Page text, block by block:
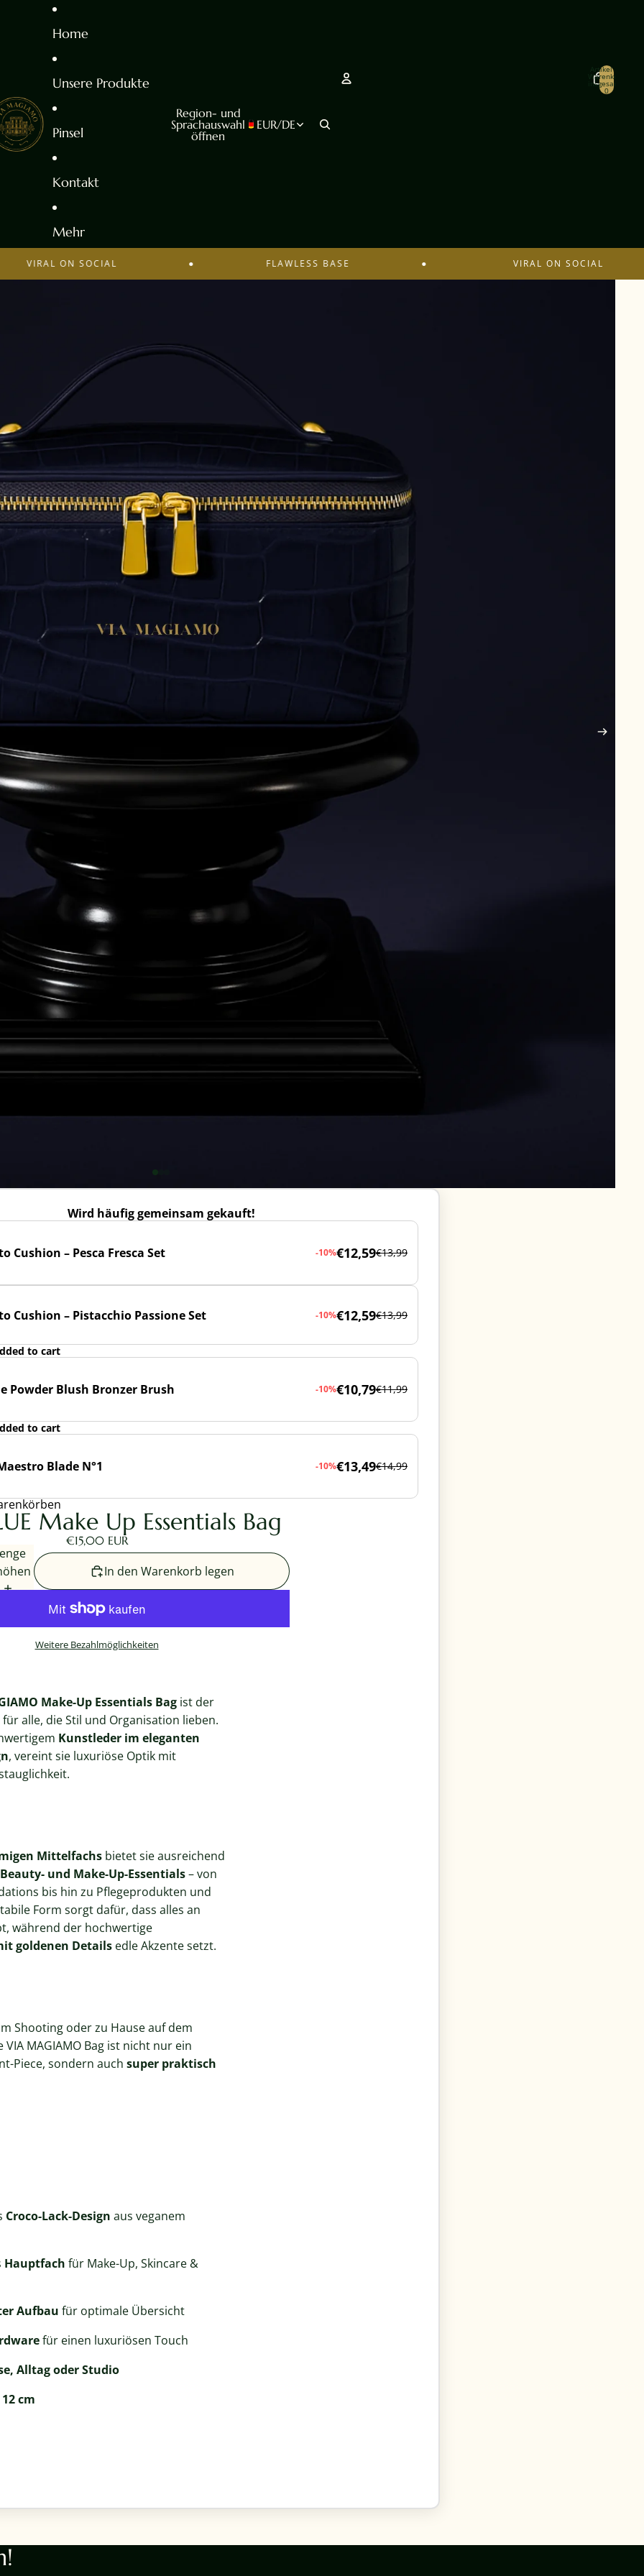
Home
Unsere Produkte
Pinsel
Kontakt
Mehr
Region- und
Sprachauswahl
öffnen
EUR/DE
Artikel im
Warenkorb
insgesamt:
0
VIRAL ON SOCIAL FLAWLESS BASE VIRAL ON SOCIAL
Wird häufig gemeinsam gekauft!
Cushion – Pesca Fresca Set -10%€12,59€13,99
Cushion – Pistacchio Passione Set -10%€12,59€13,99
to cart
Powder Blush Bronzer Brush -10%€10,79€11,99
to cart
Blade N°1 -10%€13,49€14,99
Make Up Essentials Bag
€15,00 EUR
In den Warenkorb legen
Weitere Bezahlmöglichkeiten
Make-Up Essentials Bag ist der
alle, die Stil und Organisation lieben.
Kunstleder im eleganten
, vereint sie luxuriöse Optik mit
Mittelfachs bietet sie ausreichend
Beauty- und Make-Up-Essentials– von
bis hin zu Pflegeprodukten und
Form sorgt dafür, dass alles an
während der hochwertige
goldenen Details edle Akzente setzt.
Shooting oder zu Hause auf dem
VIA MAGIAMO Bag ist nicht nur ein
Piece, sondern auch super praktisch
Croco-Lack-Design aus veganem
Hauptfach für Make-Up, Skincare &
Aufbau für optimale Übersicht
für einen luxuriösen Touch
Alltag oder Studio
cm